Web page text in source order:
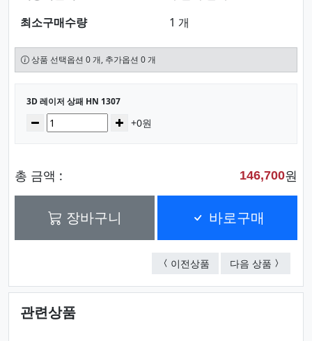
최소구매수량
1 개
상품 선택옵션 0 개, 추가옵션 0 개
선택된 옵션
3D 레이저 상패 HN 1307
수량감소 증가+0원
총 금액 : 146,700원
장바구니 바로구매
이전상품 3D 레이저 상패 HNB
다음 상품 3D 레이
관련상품